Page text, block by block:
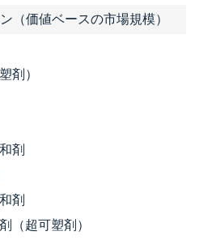
（価値ベースの市場規模）
剤）
剤
剤
（超可塑剤）